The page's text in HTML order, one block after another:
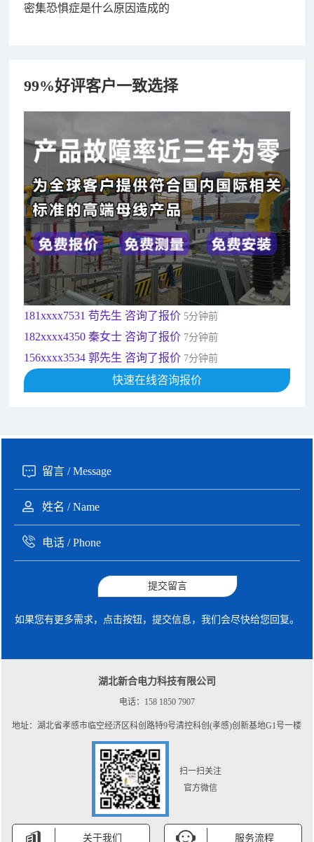
密集恐惧症是什么原因造成的
99%好评客户一致选择
182xxxx4350 秦女士 咨询了报价 7分钟前
156xxxx3534 郭先生 咨询了报价7分钟前
192xxxx2920 周先生 咨询了报价10分钟前
189xxxx6562 王先生 咨询了报价1秒前
190xxxx3508 徐女士 咨询了报价5秒前
135xxxx6654 张先生 咨询了报价
181xxxx7531 苟先生 咨询了报价
182xxxx4350 秦女士 咨询了报价 7分钟前
156xxxx3534 郭先生 咨询了报价 7分钟前
192xxxx2920 周先生 咨询了报价 10分钟前
189xxxx6562 王先生 咨询了报价1秒前
快速在线咨询报价
提交留言
如果您有更多需求，点击按钮，提交信息，我们会尽快给您回复。
湖北新合电力科技有限公司
电话：158 1850 7907
地址：湖北省孝感市临空经济区科创路特9号清控科创(孝感)创新基地G1号一楼
扫一扫关注
官方微信
关于我们 服务流程